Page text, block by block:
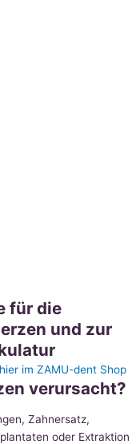
für die
und zur
im ZAMU-dent Shop
verursacht?
Zahnersatz,
oder Extraktion